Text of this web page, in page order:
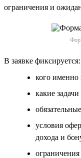
ограничения и
В заявке фиксируется:
кого именно
какие
условия
дохода и